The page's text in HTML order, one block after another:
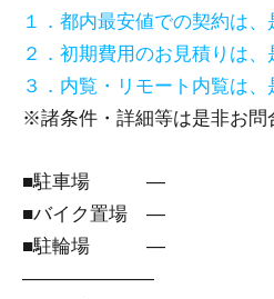
１．都内最安値での契約は、
２．初期費用のお見積りは、
３．内覧・リモート内覧は、
※諸条件・詳細等は是非お問
■駐車場 ―
■バイク置場 ―
■駐輪場 ―
―――――――